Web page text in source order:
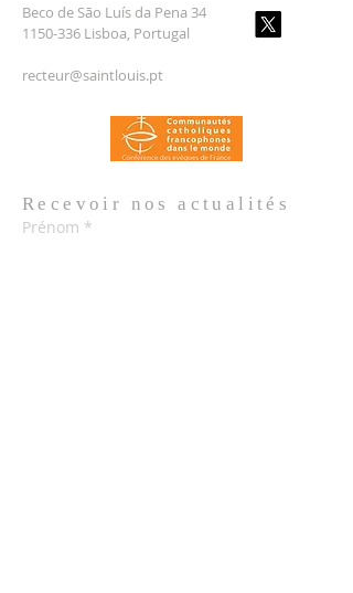
Beco de São Luís da Pena 34
1150-336 Lisboa, Portugal
recteur@saintlouis.pt
Recevoir nosactualités
Prénom *